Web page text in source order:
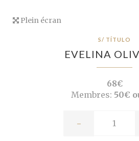
Plein écran
S/ TÍTULO
EVELINA
68€
Membres: 50€
-